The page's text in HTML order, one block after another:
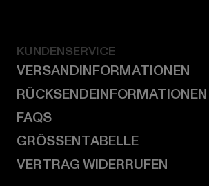
KUNDENSERVICE
VERSANDINFORMATIONEN
RÜCKSENDEINFORMATIONEN
FAQS
GRÖSSENTABELLE
VERTRAG WIDERRUFEN